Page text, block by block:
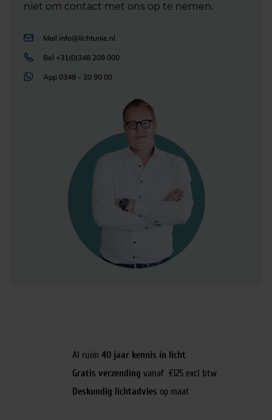
niet om contact met ons op te nemen.
Mail info@lichtunie.nl
Bel +31(0)348 209 000
App 0348 – 20 90 00
Al ruim 40 jaar kennis in licht
Gratis verzending vanaf €125 excl btw
Deskundig lichtadvies op maat